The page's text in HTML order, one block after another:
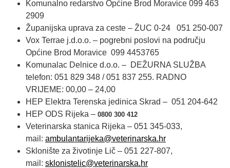
Komunalno redarstvo Općine Brod Moravice 099 463
2909
Županijska uprava za ceste – ŽUC 0-24 051 250-007
Vox Terrae j.d.o.o. – pogrebni poslovi na području
Općine Brod Moravice 099 4453765
Komunalac Delnice d.o.o. – DEŽURNA SLUŽBA
telefon: 051 829 348 / 051 837 255. RADNO
VRIJEME: 00,00 – 24,00
HEP Elektra Terenska jedinica Skrad – 051 204-642
HEP ODS Rijeka – 0800 300 412
Veterinarska stanica Rijeka – 051 345-033,
mail: ambulantarijeka@veterinarska.hr
Sklonište za životinje Lič – 051 227-807,
mail: sklonistelic@veterinarska.hr